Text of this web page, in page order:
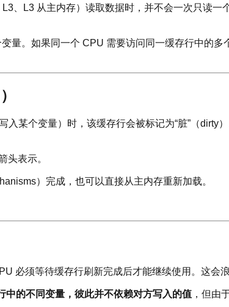
、L3 从主内存）读取数据时，并不会一次只读
量。如果同一个 CPU 需要访问同一缓存行中的
某个变量）时，该缓存行会被标记为“脏”（
头表示。
）完成，也可以直接从主内存重新加载。
必须等待缓存行刷新完成后才能继续使用。这会
的不同变量，彼此并不依赖对方写入的值 ，但由